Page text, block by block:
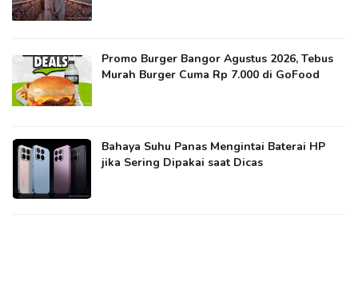
Promo Burger Bangor Agustus 2026, Tebus
Murah Burger Cuma Rp 7.000 di GoFood
Bahaya Suhu Panas Mengintai Baterai HP
jika Sering Dipakai saat Dicas